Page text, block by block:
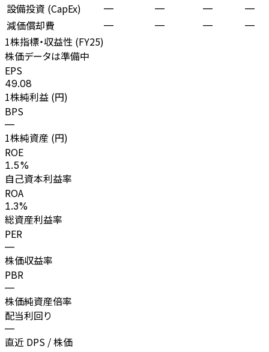
設備投資 (CapEx) — — — —
減価償却費 — — — —
1株指標・収益性 (FY25)
株価データは準備中
EPS
49.08
1株純利益 (円)
BPS
—
1株純資産 (円)
ROE
1.5%
自己資本利益率
ROA
1.3%
総資産利益率
PER
—
株価収益率
PBR
—
株価純資産倍率
配当利回り
—
直近 DPS / 株価